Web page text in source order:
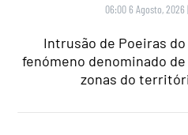
06:00 6 Agosto, 2026 |
Intrusão de Poeiras
fenómeno denominado de
zonas do